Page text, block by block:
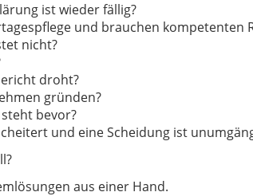
ist wieder fällig?
und brauchen kompetenten
nicht?
droht?
gründen?
bevor?
und eine Scheidung ist
aus einer Hand.